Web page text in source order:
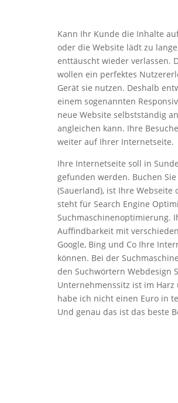
Kann Ihr Kunde die Inhalte
oder die Website lädt zu
enttäuscht wieder verlassen.
wollen ein perfektes
Gerät sie nutzen. Deshalb
einem sogenannten
neue Website selbstständig
angleichen kann. Ihre
weiter auf Ihrer Internetseite.
Ihre Internetseite soll in
gefunden werden. Buchen
(Sauerland), ist Ihre Webseite
steht für Search Engine
Suchmaschinenoptimierung.
Auffindbarkeit mit
Google, Bing und Co Ihre
können. Bei der
den Suchwörtern Webdesign
Unternehmenssitz ist im
habe ich nicht einen Euro in
Und genau das ist das beste